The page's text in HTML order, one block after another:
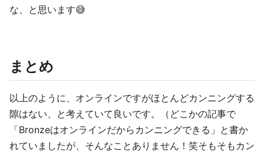
な、と思います😅
まとめ
以上のように、オンラインですがほとんどカンニングする
隙はない、と考えていて良いです。（どこかの記事で
「Bronzeはオンラインだからカンニングできる」と書か
れていましたが、そんなことありません！笑そもそもカン